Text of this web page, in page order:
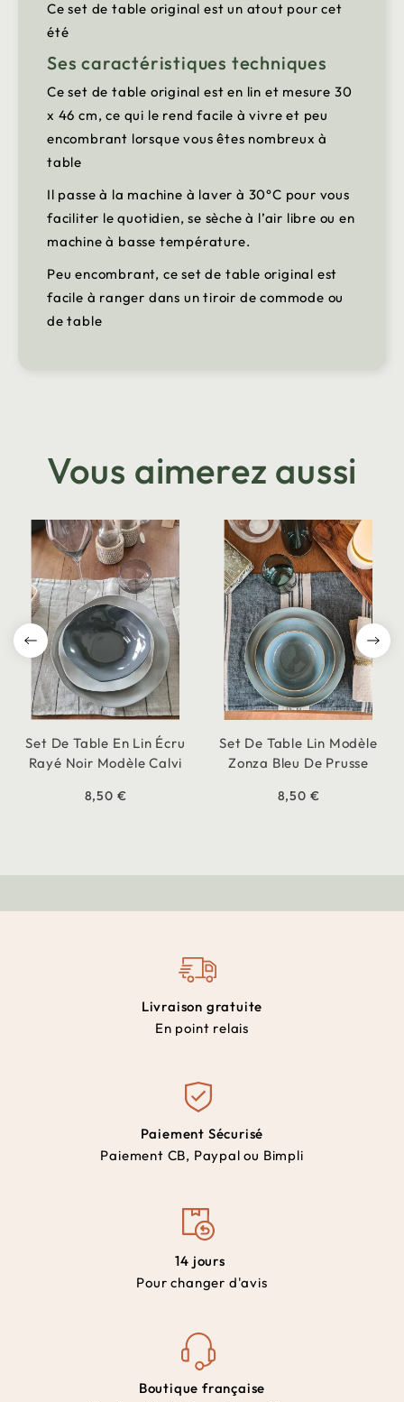
Ce set de table original est un atout pour cet
été
Ses caractéristiques techniques
Ce set de table original est en lin et mesure 30
x 46 cm, ce qui le rend facile à vivre et peu
encombrant lorsque vous êtes nombreux à
table
Il passe à la machine à laver à 30°C pour vous
faciliter le quotidien, se sèche à l’air libre ou en
machine à basse température.
Peu encombrant, ce set de table original est
facile à ranger dans un tiroir de commode ou
de table
Vous aimerez aussi
Set De Table En Lin Écru
Rayé Noir Modèle Calvi
8,50 €
Set De Table Lin Modèle
Zonza Bleu De Prusse
8,50 €
Livraison gratuite
En point relais
Paiement Sécurisé
Paiement CB, Paypal ou Bimpli
14 jours
Pour changer d'avis
Boutique française